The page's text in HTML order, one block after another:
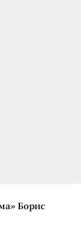
Борис